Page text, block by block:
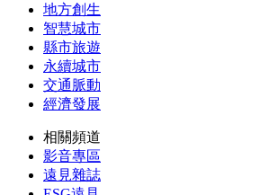
地方創生
智慧城市
縣市旅遊
永續城市
交通脈動
經濟發展
相關頻道
影音專區
遠見雜誌